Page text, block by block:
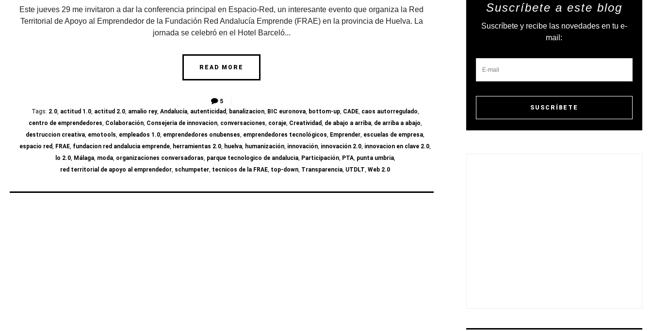
Este jueves 29 me invitaron a dar la conferencia principal en Espacio-Red, un interesante evento que organiza la Red
Territorial de Apoyo al Emprendedor de la Fundación Red Andalucía Emprende (FRAE) en la provincia de Huelva. La
jornada se celebró en el Hotel Barceló...
READ MORE
5
Tags: 2.0, actitud 1.0, actitud 2.0, amalio rey, Andalucía, autenticidad, banalizacion, BIC euronova, bottom-up, CADE, caos autorregulado,
centro de emprendedores, Colaboración, Consejeria de innovacion, conversaciones, coraje, Creatividad, de abajo a arriba, de arriba a abajo,
destruccion creativa, emotools, empleados 1.0, emprendedores onubenses, emprendedores tecnológicos, Emprender, escuelas de empresa,
espacio red, FRAE, fundacion red andalucia emprende, herramientas 2.0, huelva, humanización, innovación, innovación 2.0, innovacion en clave 2.0,
lo 2.0, Málaga, moda, organizaciones conversadoras, parque tecnologico de andalucia, Participación, PTA, punta umbria,
red territorial de apoyo al emprendedor, schumpeter, tecnicos de la FRAE, top-down, Transparencia, UTDLT,Web 2.0
Suscríbete a este blog
Suscríbete y recibe las novedades en tu e-
mail: